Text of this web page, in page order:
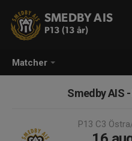
Matcher
SMEDBY AIS
P13 (13 år)
Smedby AIS
P13 C3